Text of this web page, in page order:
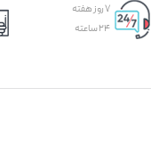
۷ روز هفته
۲۴ ساعته